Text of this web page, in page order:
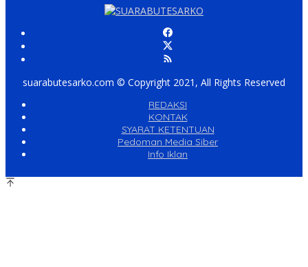
suarabutesarko.com © Copyright 2021, All Rights Reserved
REDAKSI
KONTAK
SYARAT KETENTUAN
Pedoman Media Siber
Info Iklan